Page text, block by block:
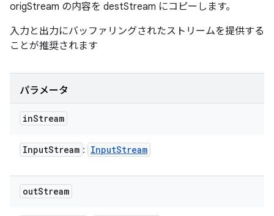
origStream の内容を destStream にコピーします。
入力と出力にバッファリングされたストリームを提供する
ことが推奨されます
パラメータ
inStream
InputStream : InputStream
outStream